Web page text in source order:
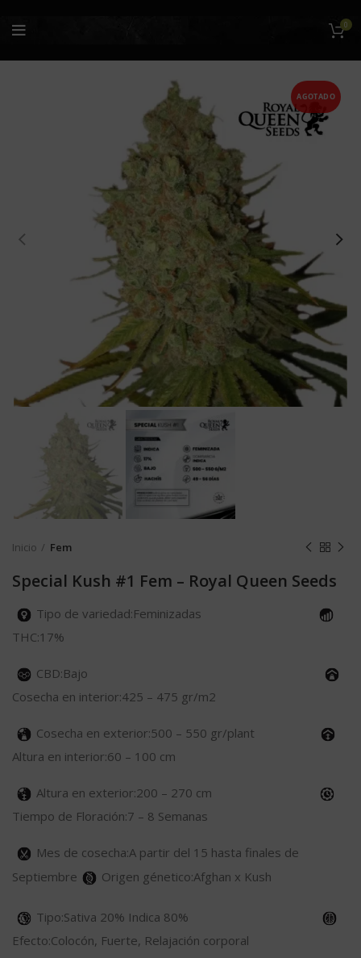
0
AGOTADO
Inicio Fem
Special Kush #1 Fem – Royal Queen Seeds
Tipo de variedad:Feminizadas
THC:17%
CBD:Bajo
Cosecha en interior:425 – 475 gr/m2
Cosecha en exterior:500 – 550 gr/plant
Altura en interior:60 – 100 cm
Altura en exterior:200 – 270 cm
Tiempo de Floración:7 – 8 Semanas
Mes de cosecha:A partir del 15 hasta finales de
Septiembre
Origen génetico:Afghan x Kush
Tipo:Sativa 20% Indica 80%
Efecto:Colocón, Fuerte, Relajación corporal